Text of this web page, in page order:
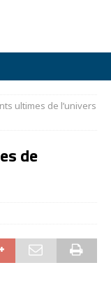
ultimes de l’univers
de